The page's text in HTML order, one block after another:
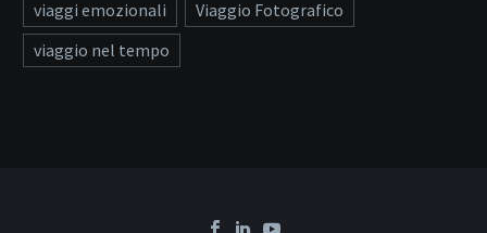
viaggi emozionali
Viaggio Fotografico
viaggio nel tempo